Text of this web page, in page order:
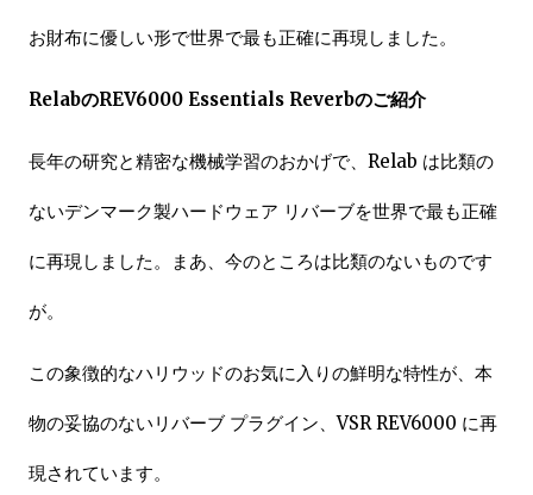
お財布に優しい形で世界で最も正確に再現しました。
RelabのREV6000 Essentials Reverbのご紹介
長年の研究と精密な機械学習のおかげで、Relab は比類の
ないデンマーク製ハードウェア リバーブを世界で最も正確
に再現しました。まあ、今のところは比類のないものです
が。
この象徴的なハリウッドのお気に入りの鮮明な特性が、本
物の妥協のないリバーブ プラグイン、VSR REV6000 に再
現されています。